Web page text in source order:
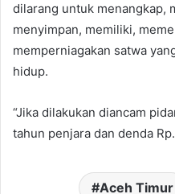
dilarang untuk menangkap,
menyimpan, memiliki,
memperniagakan satwa
hidup.
“Jika dilakukan diancam
tahun penjara dan denda
Aceh Timur